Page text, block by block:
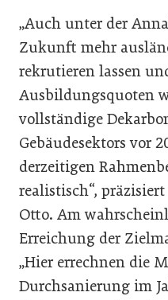
„Auch unter der
Zukunft mehr
rekrutieren lassen
Ausbildungsquoten
vollständige
Gebäudesektors vor
derzeitigen
realistisch“,
Otto. Am
Erreichung der
„Hier errechnen die
Durchsanierung im